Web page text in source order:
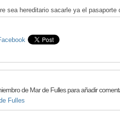
sea hereditario sacarle ya el pasaporte
de Mar de Fulles para añadir
Fulles